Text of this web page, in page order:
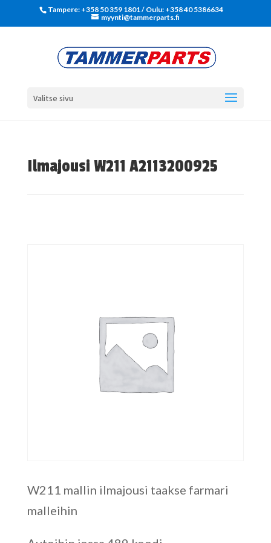
Tampere: +358 50 359 1801‬ / Oulu: +358 40 5386634
myynti@tammerparts.fi
Valitse sivu
Ilmajousi W211 A2113200925
W211 mallin ilmajousi taakse farmari
malleihin